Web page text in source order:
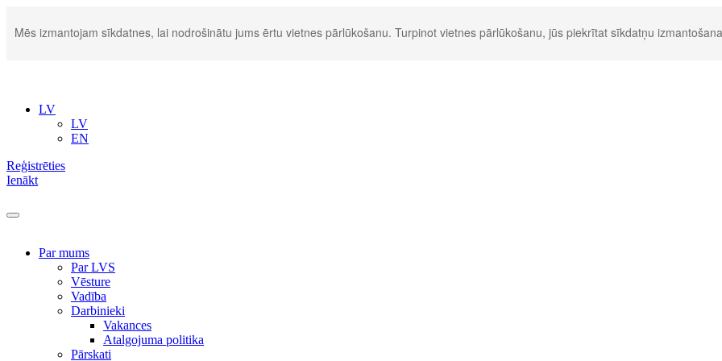
Mēs izmantojam sīkdatnes, lai nodrošinātu jums ērtu vietnes pārlūkošanu. Turpinot vietnes pārlūkošanu, jūs piekrītat sīkdatņu
LV
LV
EN
Reģistrēties
Ienākt
Par mums
Par LVS
Vēsture
Vadība
Darbinieki
Vakances
Atalgojuma politika
Pārskati